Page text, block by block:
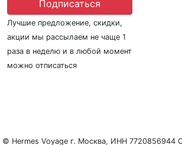
© Hermes Voyage г. Москва, ИНН 7720856944
Подписаться
Лучшие предложение, скидки,
акции мы рассылаем не чаще 1
раза в неделю и в любой момент
можно отписаться